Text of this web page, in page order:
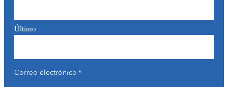
Último
Correo electrónico *